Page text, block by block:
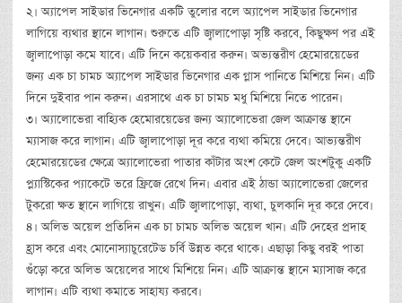
২। অ্যাপেল সাইডার ভিনেগার একটি তুলোর বলে অ্যাপেল সাইডার ভিনেগার
লাগিয়ে ব্যথার স্থানে লাগান। শুরুতে এটি জ্বালাপোড়া সৃষ্টি করবে, কিছুক্ষণ পর এই
জ্বালাপোড়া কমে যাবে। এটি দিনে কয়েকবার করুন। অভ্যন্তরীণ হেমোরয়েডের
জন্য এক চা চামচ অ্যাপেল সাইডার ভিনেগার এক গ্লাস পানিতে মিশিয়ে নিন। এটি
দিনে দুইবার পান করুন। এরসাথে এক চা চামচ মধু মিশিয়ে নিতে পারেন।
৩। অ্যালোভেরা বাহ্যিক হেমোরয়েডের জন্য অ্যালোভেরা জেল আক্রান্ত স্থানে
ম্যাসাজ করে লাগান। এটি জ্বালাপোড়া দূর করে ব্যথা কমিয়ে দেবে। আভ্যন্তরীণ
হেমোরয়েডের ক্ষেত্রে অ্যালোভেরা পাতার কাঁটার অংশ কেটে জেল অংশটুকু একটি
প্ল্যাস্টিকের প্যাকেটে ভরে ফ্রিজে রেখে দিন। এবার এই ঠান্ডা অ্যালোভেরা জেলের
টুকরো ক্ষত স্থানে লাগিয়ে রাখুন। এটি জ্বালাপোড়া, ব্যথা, চুলকানি দূর করে দেবে।
৪। অলিভ অয়েল প্রতিদিন এক চা চামচ অলিভ অয়েল খান। এটি দেহের প্রদাহ
হ্রাস করে এবং মোনোস্যাচুরেটেড চর্বি উন্নত করে থাকে। এছাড়া কিছু বরই পাতা
গুঁড়ো করে অলিভ অয়েলের সাথে মিশিয়ে নিন। এটি আক্রান্ত স্থানে ম্যাসাজ করে
লাগান। এটি ব্যথা কমাতে সাহায্য করবে।